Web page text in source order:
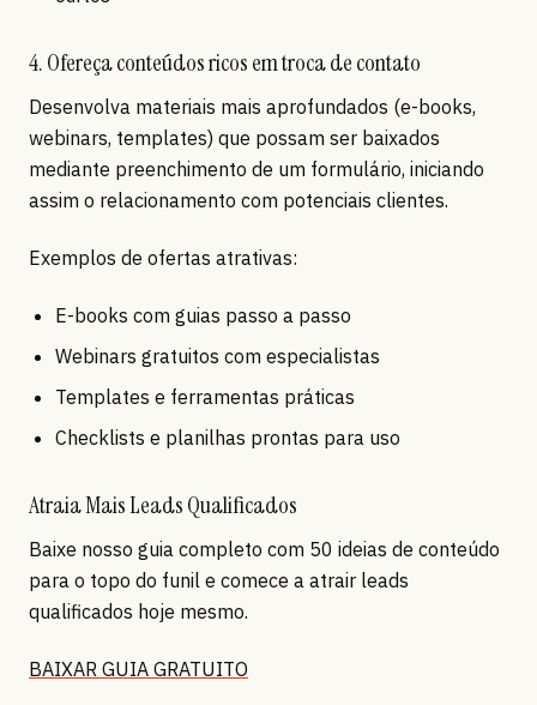
4. Ofereça conteúdos ricos em troca de contato
Desenvolva materiais mais aprofundados (e-books,
webinars, templates) que possam ser baixados
mediante preenchimento de um formulário, iniciando
assim o relacionamento com potenciais clientes.
Exemplos de ofertas atrativas:
E-books com guias passo a passo
Webinars gratuitos com especialistas
Templates e ferramentas práticas
Checklists e planilhas prontas para uso
Atraia Mais Leads Qualificados
Baixe nosso guia completo com 50 ideias de conteúdo
para o topo do funil e comece a atrair leads
qualificados hoje mesmo.
BAIXAR GUIA GRATUITO